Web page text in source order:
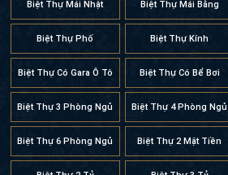
Biệt Thự Mái Nhật Biệt Thự Mái Bằng
Biệt Thự Phố Biệt Thự Kính
Biệt Thự Có Gara Ô Tô Biệt Thự Có Bể Bơi
Biệt Thự 3 Phòng Ngủ Biệt Thự 4 Phòng Ngủ
Biệt Thự 6 Phòng Ngủ Biệt Thự 2 Mặt Tiền